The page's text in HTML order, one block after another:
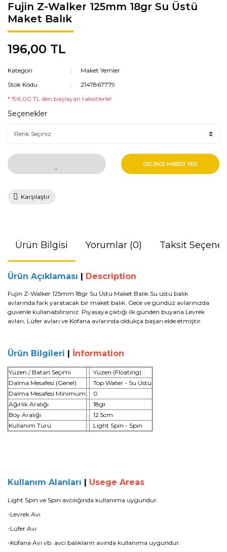
Fujin Z-Walker 125mm 18gr Su Üstü
Maket Balık
196,00 TL
Kategori
Maket Yemler
Stok Kodu
2147867779
* 196,00 TL den başlayan taksitlerle!
Seçenekler
GELİNCE HABER VER
Karşılaştır
Ürün Bilgisi Yorumlar (0) Taksit
Ürün Açıklaması | Description
Fujin Z-Walker 125mm 18gr Su Üstü Maket Balık Su üstü balık
avlarında fark yaratacak bir maket balık. Gece ve gündüz avlarınızda
güvenle kullanabilirsiniz. Piyasaya çıktığı ilk günden buyana Levrek
avları, Lüfer avları ve Kofana avlarında oldukça başarı elde etmiştir.
Ürün Bilgileri | İnformation
Yüzen / Batan Seçimi :
Yüzen (Floating)
Dalma Mesafesi (Genel)
:
Top Water - Su Üstü
Dalma Mesafesi Minimum :
0
Ağırlık Aralığı
:
18gr
Boy Aralığı
:
12.5cm
Kullanım Türü
: Light Spin - Spin
Kullanım Alanları | Usege Areas
Light Spin ve Spin avcılığında kullanıma uygundur.
-Levrek Avı
-Lüfer Avı
-Kofana Avı vb. avcı balıkların avında kullanıma uygundur.